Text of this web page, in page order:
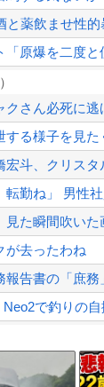
クさん必死に逃
宏斗、クリス
が去ったわね
ギアスを手に入